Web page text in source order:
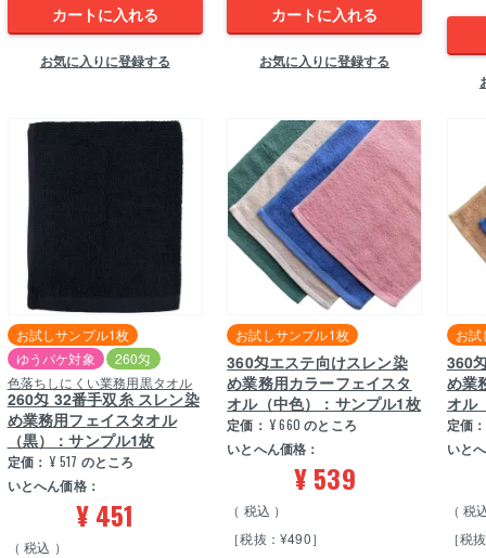
カートに入れる
お気に入りに登録する
カートに入れる
お気に入りに登録する
お試しサンプル1枚
ゆうパケ対象
260匁
色落ちしにくい業務用黒タオル
260匁 32番手双糸 スレン染
め業務用フェイスタオル
（黒）：サンプル1枚
定価： ¥ 517 のところ
いとへん価格：
¥ 451
税込
お試しサンプル1枚
360匁エステ向けスレン染
め業務用カラーフェイスタ
オル（中色）：サンプル1枚
定価： ¥ 660 のところ
いとへん価格：
¥539
税込
［税抜：¥490］
お
360
め業
オル
定価：
いと
税
［税